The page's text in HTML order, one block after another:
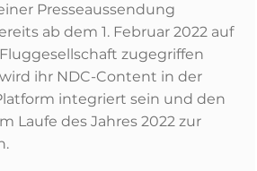
Presseaussendung
ab dem 1. Februar 2022 auf
zugegriffen
ihr NDC-Content in der
integriert sein und den
Laufe des Jahres 2022 zur